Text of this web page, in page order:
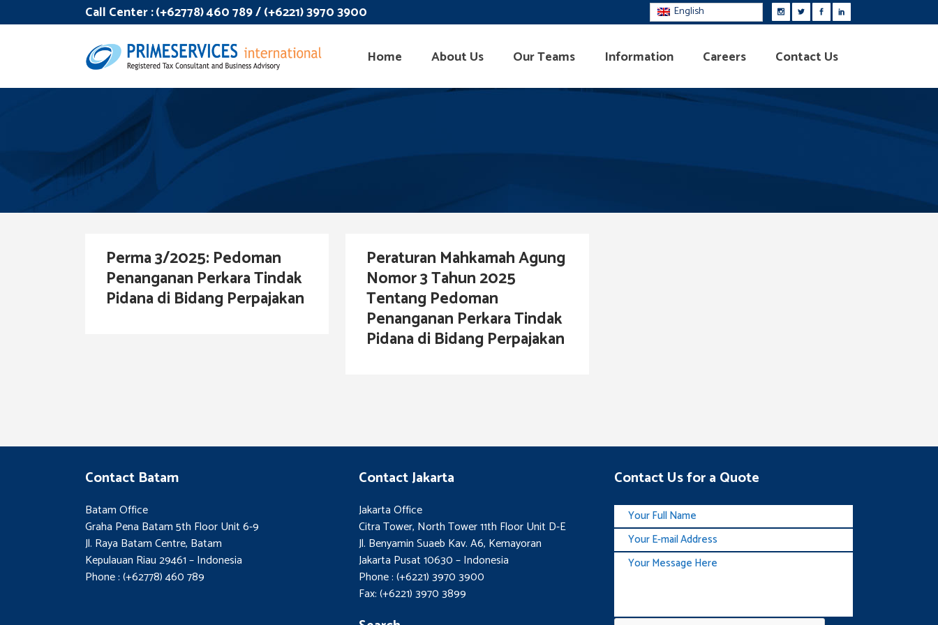
Call Center :(+62778) 460 789 / (+6221) 3970 3900 English
Home About Us Our Teams Information Careers Contact Us
Perma 3/2025: Pedoman
Penanganan Perkara Tindak
Pidana di Bidang Perpajakan
Peraturan Mahkamah Agung
Nomor 3 Tahun 2025
Tentang Pedoman
Penanganan Perkara Tindak
Pidana di Bidang Perpajakan
Contact Batam
Batam Office
Graha Pena Batam 5th Floor Unit 6-9
Jl. Raya Batam Centre, Batam
Kepulauan Riau 29461 – Indonesia
Phone : (+62778) 460 789
Contact Jakarta
Jakarta Office
Citra Tower, North Tower 11th Floor Unit D-E
Jl. Benyamin Suaeb Kav. A6, Kemayoran
Jakarta Pusat 10630 – Indonesia
Phone : (+6221) 3970 3900
Fax: (+6221) 3970 3899
Contact Us for a Quote